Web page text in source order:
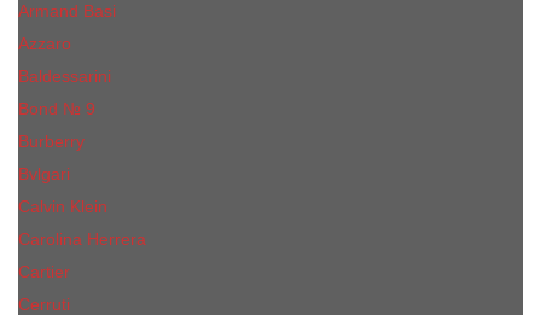
Armand Basi
Azzaro
Baldessarini
Bond № 9
Burberry
Bvlgari
Calvin Klein
Carolina Herrera
Cartier
Cerruti